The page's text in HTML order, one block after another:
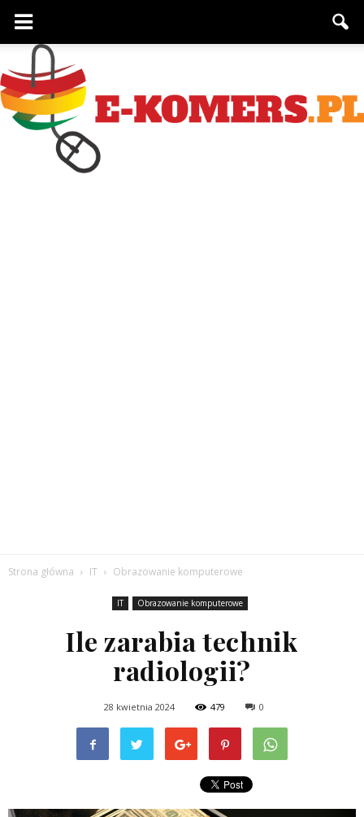
Strona główna IT Obrazowanie komputerowe
IT Obrazowanie komputerowe
Ile zarabia technik
radiologii?
28 kwietnia 2024 479 0